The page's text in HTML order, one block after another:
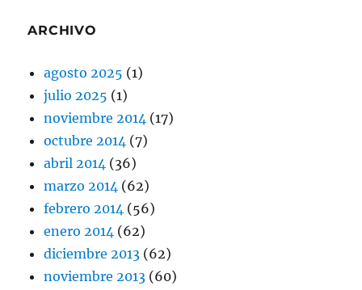
ARCHIVO
agosto 2025 (1)
julio 2025 (1)
noviembre 2014 (17)
octubre 2014 (7)
abril 2014 (36)
marzo 2014 (62)
febrero 2014 (56)
enero 2014 (62)
diciembre 2013 (62)
noviembre 2013 (60)